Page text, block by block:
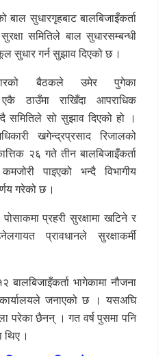
बाल सुधारगृहबाट बालबिजाइँकर्ता
समितिले बाल सुधारसम्बन्धी
सुधार गर्न सुझाव दिएको छ ।
बैठकले उमेर पुगेका
एकै ठाउँमा राखिँदा आपराधिक
समितिले सो सुझाव दिएको हो ।
खगेन्द्रप्रसाद रिजालको
२६ गते तीन बालबिजाइँकर्ता
पाइएको भन्दै विभागीय
गरेको छ ।
प्रहरी सुरक्षामा खटिने र
प्रावधानले सुरक्षाकर्मी
भागेकामा नौजना
जनाएको छ । यसअघि
परेका छैनन् । गत वर्ष पुसमा पनि
।